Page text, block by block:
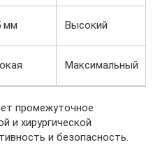
мм Высокий
Максимальный
промежуточное
и хирургической
и безопасность.